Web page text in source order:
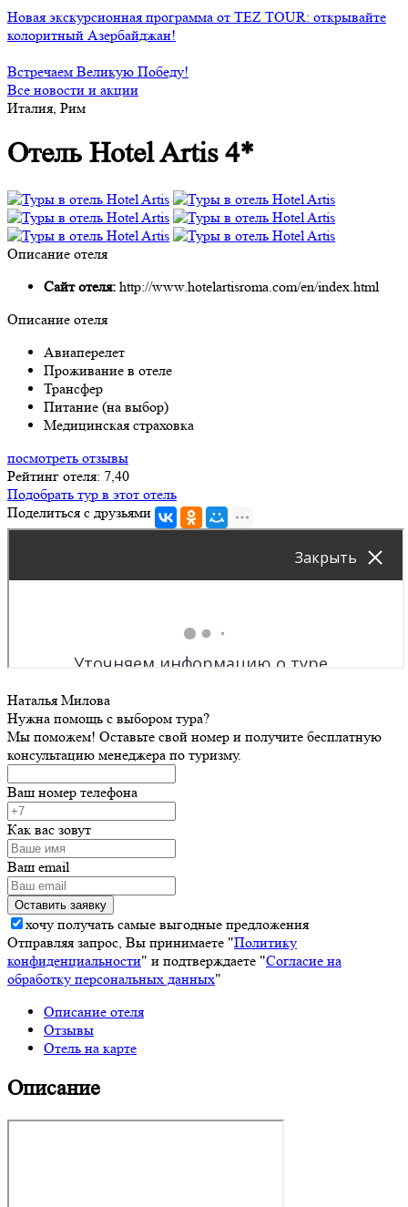
Новая экскурсионная программа от TEZ TOUR: открывайте
колоритный Азербайджан!
Встречаем Великую Победу!
Все новости и акции
Италия, Рим
Отель Hotel Artis 4*
Описание отеля
Сайт отеля: http://www.hotelartisroma.com/en/index.html
Описание отеля
Авиаперелет
Проживание в отеле
Трансфер
Питание (на выбор)
Медицинская страховка
посмотреть отзывы
Рейтинг отеля: 7,40
Подобрать тур в этот отель
Поделиться с друзьями
Наталья Милова
Нужна помощь с выбором тура?
Мы поможем! Оставьте свой номер и получите бесплатную
консультацию менеджера по туризму.
Ваш номер телефона
Как вас зовут
Ваш email
хочу получать самые выгодные предложения
Отправляя запрос, Вы принимаете "Политику
конфиденциальности" и подтверждаете "Согласие на
обработку персональных данных"
Описание отеля
Отзывы
Отель на карте
Описание